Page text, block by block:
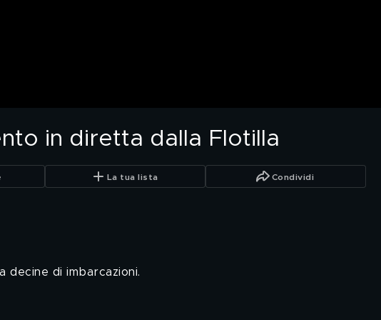
in diretta dalla Flotilla
La tua lista Condividi
decine di imbarcazioni.